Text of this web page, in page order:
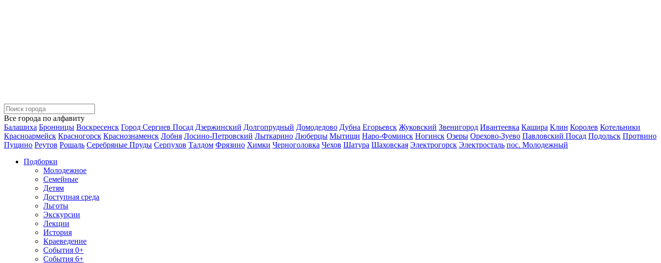
Все города по алфавиту
Балашиха Бронницы Воскресенск Город Сергиев Посад Дзержинский Долгопрудный Домодедово Дубна Егорьевск Жуковский Звенигород Ивантеевка Кашира Клин Королев Котельники
Красноармейск Красногорск Краснознаменск Лобня Лосино-Петровский Лыткарино Люберцы Мытищи Наро-Фоминск Ногинск Озеры Орехово-Зуево Павловский Посад Подольск Протвино
Пущино Реутов Рошаль Серебряные Пруды Серпухов Талдом Фрязино Химки Черноголовка Чехов Шатура Шаховская Электрогорск Электросталь пос. Молодежный
Подборки
Молодежное
Семейные
Детям
Доступная среда
Льготы
Экскурсии
Лекции
История
Краеведение
События 0+
События 6+